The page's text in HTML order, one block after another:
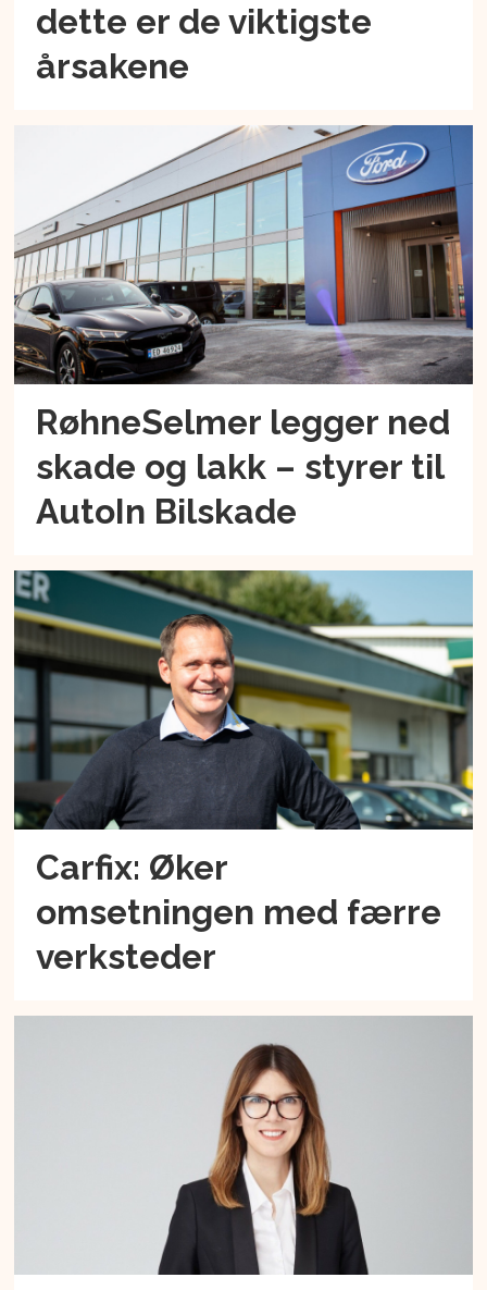
dette er de viktigste
årsakene
RøhneSelmer legger ned
skade og lakk – styrer til
AutoIn Bilskade
Carfix: Øker
omsetningen med færre
verksteder